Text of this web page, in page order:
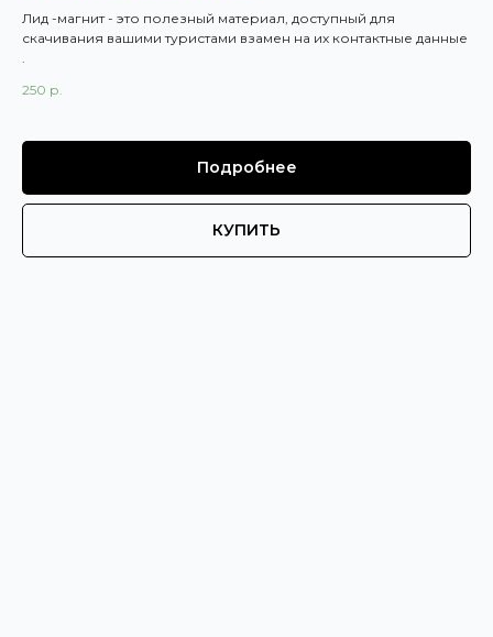
Лид -магнит - это полезный материал, доступный для
скачивания вашими туристами взамен на их контактные данные
250 р.
Подробнее
КУПИТЬ